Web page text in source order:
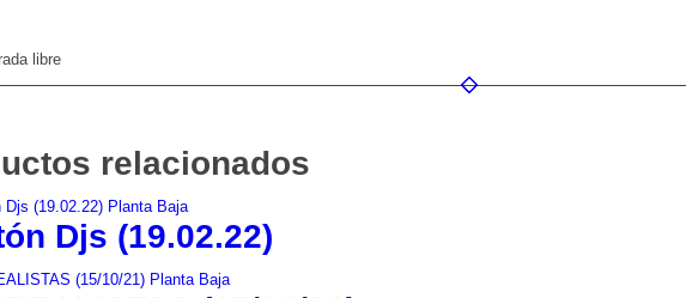
libre
relacionados
Djs (19.02.22)